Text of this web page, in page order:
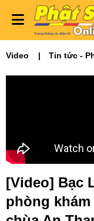
Video
Tin tức -
[Video] Bạc
phòng